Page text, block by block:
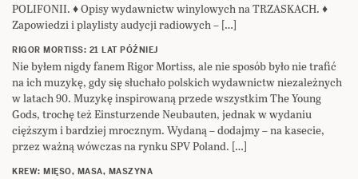
POLIFONII. ♦ Opisy wydawnictw winylowych na TRZASKACH. ♦
Zapowiedzi i playlisty audycji radiowych – […]
RIGOR MORTISS: 21 LAT PÓŹNIEJ
Nie byłem nigdy fanem Rigor Mortiss, ale nie sposób było nie trafić
na ich muzykę, gdy się słuchało polskich wydawnictw niezależnych
w latach 90. Muzykę inspirowaną przede wszystkim The Young
Gods, trochę też Einsturzende Neubauten, jednak w wydaniu
cięższym i bardziej mrocznym. Wydaną – dodajmy – na kasecie,
przez ważną wówczas na rynku SPV Poland. […]
KREW: MIĘSO, MASA, MASZYNA